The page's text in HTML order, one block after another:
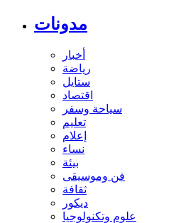
مدونات
أخبار
رياضة
ستايل
اقتصاد
سياحة وسفر
تعليم
إعلام
نساء
بيئة
فن وموسيقى
ثقافة
ديكور
علوم وتكنولوجيا